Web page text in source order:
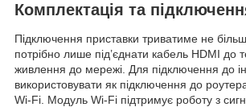
Комплектація та
Підключення приставки триватиме не
потрібно лише під’єднати кабель HDMI до
живлення до мережі. Для підключення до
використовувати як підключення до
Wi-Fi. Модуль Wi-Fi підтримує роботу з